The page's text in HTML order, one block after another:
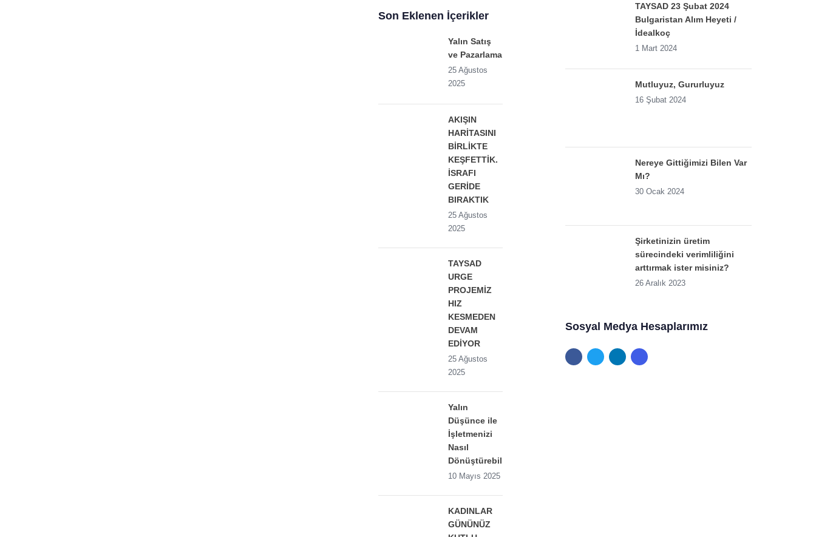
Son Eklenen İçerikler
Yalın Satış
ve Pazarlama
25 Ağustos
2025
AKIŞIN
HARİTASINI
BİRLİKTE
KEŞFETTİK.
İSRAFI
GERİDE
BIRAKTIK
25 Ağustos
2025
TAYSAD
URGE
PROJEMİZ
HIZ
KESMEDEN
DEVAM
EDİYOR
25 Ağustos
2025
Yalın
Düşünce ile
İşletmenizi
Nasıl
Dönüştürebilirsiniz?
10 Mayıs 2025
KADINLAR
GÜNÜNÜZ
TAYSAD 23 Şubat 2024
Bulgaristan Alım Heyeti /
İdealkoç
1 Mart 2024
Mutluyuz, Gururluyuz
16 Şubat 2024
Nereye Gittiğimizi Bilen Var
Mı?
30 Ocak 2024
Şirketinizin üretim
sürecindeki verimliliğini
arttırmak ister misiniz?
26 Aralık 2023
Sosyal Medya Hesaplarımız